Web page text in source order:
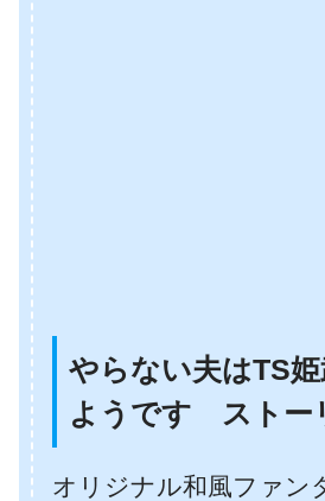
やらない夫はTS
ようです ストー
オリジナル和風ファン